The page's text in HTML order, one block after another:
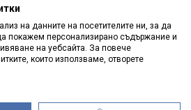
на данните на посетителите ни, за да
покажем персонализирано съдържание и
на уебсайта. За повече
които използваме, отворете